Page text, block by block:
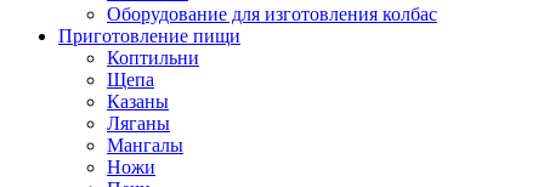
Оборудование для изготовления колбас
Приготовление пищи
Коптильни
Щепа
Казаны
Ляганы
Мангалы
Ножи